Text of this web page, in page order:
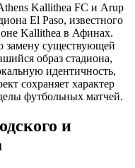
Kallithea FC и Arup
El Paso, известного
Kallithea в Афинах.
замену существующей
образ стадиона,
идентичность,
сохраняет характер
футбольных матчей.
и